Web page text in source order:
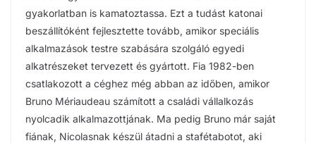
gyakorlatban is kamatoztassa. Ezt a tudást katonai
beszállítóként fejlesztette tovább, amikor speciális
alkalmazások testre szabására szolgáló egyedi
alkatrészeket tervezett és gyártott. Fia 1982-ben
csatlakozott a céghez még abban az időben, amikor
Bruno Mériaudeau számított a családi vállalkozás
nyolcadik alkalmazottjának. Ma pedig Bruno már saját
fiának, Nicolasnak készül átadni a stafétabotot, aki